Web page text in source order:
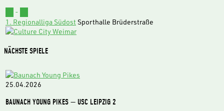
-
1. Regionalliga Südost Sporthalle Brüderstraße
NÄCHSTE SPIELE
25.04.2026
BAUNACH YOUNG PIKES — USC LEIPZIG 2